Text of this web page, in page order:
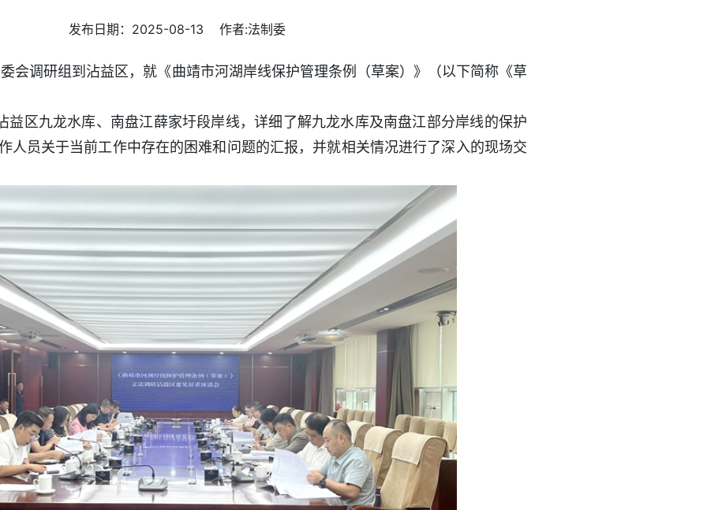
发布日期：2025-08-13 作者:法制委
会调研组 到 沾益区，就《曲靖市河湖岸线保护管理条例（草案）》（以下简称《草
益区九龙水库、南盘江薛家圩段岸线，详细了解九龙水库及南盘江部分岸线的保护
人员关于当前工作中存在的困难和问题的汇报，并就相关情况进行了深入的现场交